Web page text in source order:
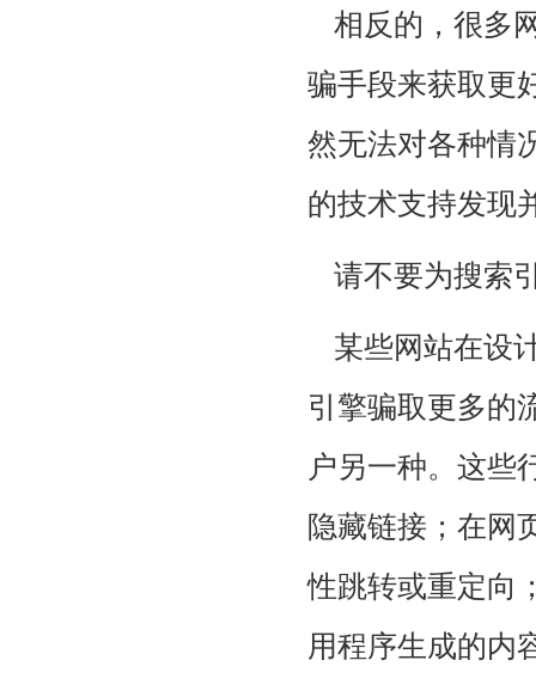
相反的，很多
骗手段来获取更
然无法对各种情
的技术支持发现
请不要为搜索
某些网站在设
引擎骗取更多的
户另一种。这些
隐藏链接；在网
性跳转或重定向
用程序生成的内